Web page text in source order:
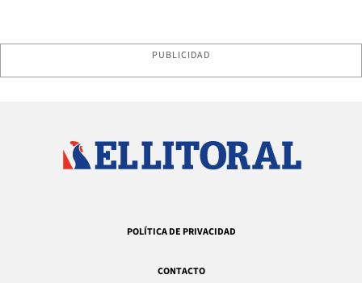
PUBLICIDAD
POLÍTICA DE PRIVACIDAD
CONTACTO